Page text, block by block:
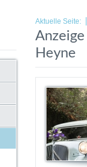
Aktuelle Seite:
Heyne